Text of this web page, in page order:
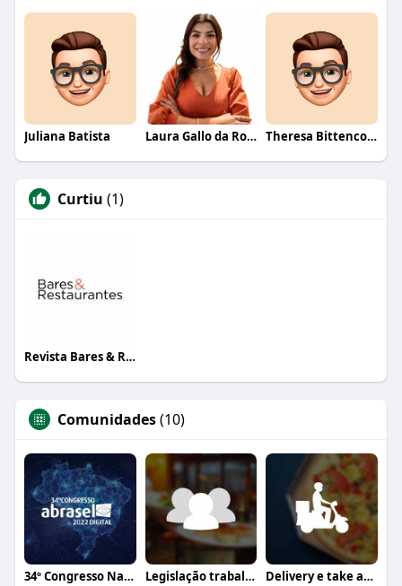
Juliana Batista Laura Gallo da Rosa Theresa Bittencourt
Curtiu (1)
Revista Bares & Restaurantes
Comunidades(10)
34º Congresso Nacional Abrasel Legislação trabalhista Delivery e take away